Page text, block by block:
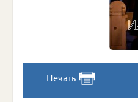
Печать